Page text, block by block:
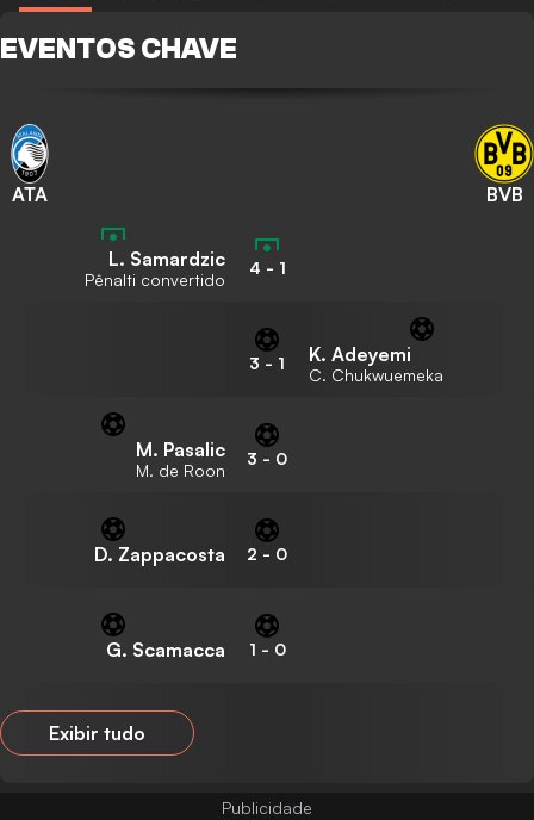
EVENTOS CHAVE
ATA BVB
L. Samardzic
Pênalti convertido
4 - 1
3 - 1 K. Adeyemi
C. Chukwuemeka
M. Pasalic
M. de Roon
3 - 0
D. Zappacosta 2 - 0
G. Scamacca 1 - 0
Exibir tudo